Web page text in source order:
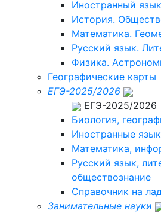
Иностранный язык
История.
Математика.
Русский язык.
Физика.
Географические карты
ЕГЭ-2025/2026
ЕГЭ-2025/2026
Биология,
Иностранные
Математика,
Русский язык,
обществознание
Справочник на
Занимательные науки